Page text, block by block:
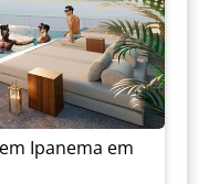
Ipanema em